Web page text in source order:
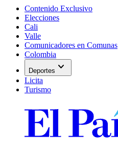
Contenido Exclusivo
Elecciones
Cali
Valle
Comunicadores en Comunas
Colombia
Deportes expand_more
Licita
Turismo